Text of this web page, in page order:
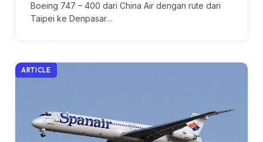
Boeing 747 – 400 dari China Air dengan rute dari
Taipei ke Denpasar…
ARTICLE